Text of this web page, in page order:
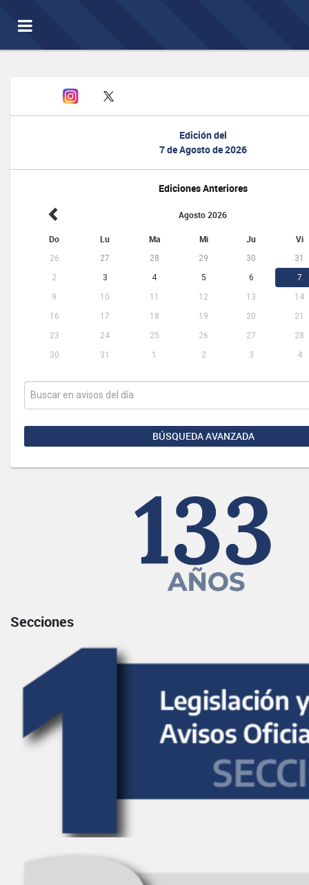
Toggle
navigation
Edición del
7 de Agosto de 2026
Ediciones Anteriores
Agosto 2026
Do Lu Ma Mi Ju Vi
26 27 28 29 30
31
2
3 4 5 6
7
9
10 11 12 13
14
16
17 18 19 20
21
23
24 25 26 27
28
30
31 1 2 3 4
BÚSQUEDA AVANZADA
Secciones